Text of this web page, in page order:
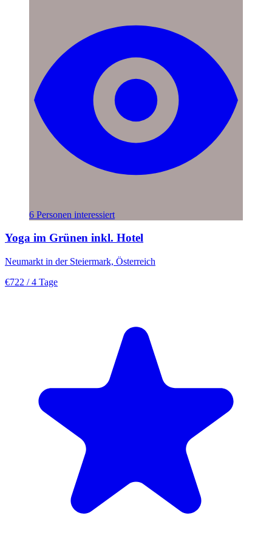
6 Personen interessiert
Yoga im Grünen inkl. Hotel
Neumarkt in der Steiermark, Österreich
€722 / 4 Tage